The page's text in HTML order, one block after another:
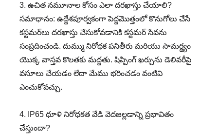
3. ఉచిత నమూనాల కోసం ఎలా దరఖాస్తు చేయాలి?
సమాధానం: ఉద్దేశపూర్వకంగా పెద్దమొత్తంలో కొనుగోలు చేసే
కస్టమర్‌లు దరఖాస్తు చేసుకోవడానికి కస్టమర్ సేవను
సంప్రదించండి. దుమ్ము నిరోధక పనితీరు మరియు సామర్థ్యం
యొక్క వాస్తవ కొలతకు మద్దతు. షిప్పింగ్ ఖర్చును డెలివరీపై
వసూలు చేయడం లేదా మేము భరించడం వంటివి
ఎంచుకోవచ్చు.
4. IP65 ధూళి నిరోధకత వేడి వెదజల్లడాన్ని ప్రభావితం
చేస్తుందా?